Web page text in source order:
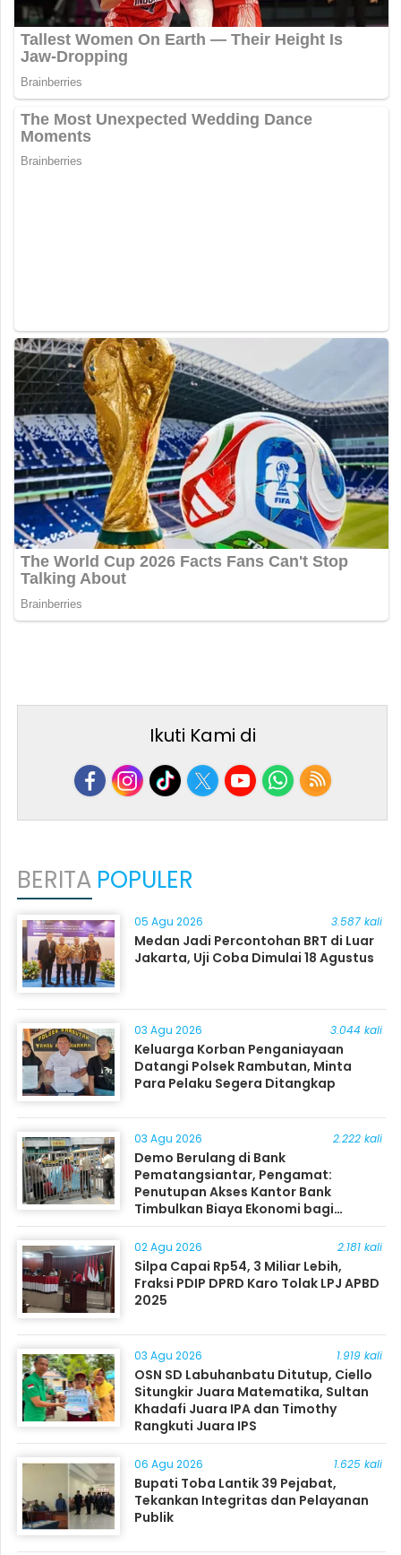
Ikuti Kami di
BERITA POPULER
05 Agu 2026 3.587 kali
Medan Jadi Percontohan BRT di Luar
Jakarta, Uji Coba Dimulai 18 Agustus
03 Agu 2026 3.044 kali
Keluarga Korban Penganiayaan
Datangi Polsek Rambutan, Minta
Para Pelaku Segera Ditangkap
03 Agu 2026 2.222 kali
Demo Berulang di Bank
Pematangsiantar, Pengamat:
Penutupan Akses Kantor Bank
Timbulkan Biaya Ekonomi bagi
Masyarakat
02 Agu 2026 2.181 kali
Silpa Capai Rp54, 3 Miliar Lebih,
Fraksi PDIP DPRD Karo Tolak LPJ APBD
2025
03 Agu 2026 1.919 kali
OSN SD Labuhanbatu Ditutup, Ciello
Situngkir Juara Matematika, Sultan
Khadafi Juara IPA dan Timothy
Rangkuti Juara IPS
06 Agu 2026 1.625 kali
Bupati Toba Lantik 39 Pejabat,
Tekankan Integritas dan Pelayanan
Publik